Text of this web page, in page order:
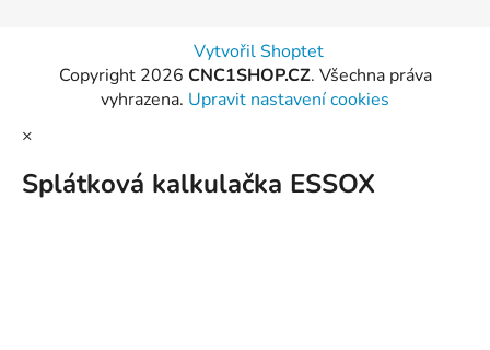
Vytvořil Shoptet
Copyright 2026 CNC1SHOP.CZ. Všechna práva
vyhrazena. Upravit nastavení cookies
×
Splátková kalkulačka ESSOX